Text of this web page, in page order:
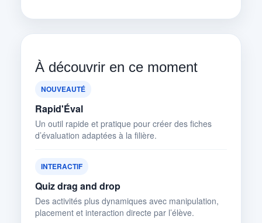
À découvrir en ce moment
NOUVEAUTÉ
Rapid'Éval
Un outil rapide et pratique pour créer des fiches
d’évaluation adaptées à la filière.
INTERACTIF
Quiz drag and drop
Des activités plus dynamiques avec manipulation,
placement et interaction directe par l’élève.